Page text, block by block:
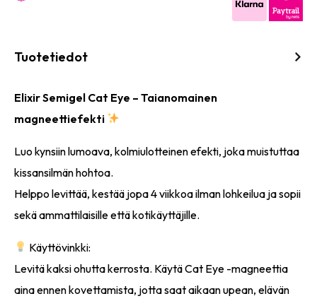
Tuotetiedot
Elixir Semigel Cat Eye – Taianomainen
magneettiefekti
Luo kynsiin lumoava, kolmiulotteinen efekti, joka muistuttaa
kissansilmän hohtoa.
Helppo levittää, kestää jopa 4 viikkoa ilman lohkeilua ja sopii
sekä ammattilaisille että kotikäyttäjille.
Käyttövinkki:
Levitä kaksi ohutta kerrosta. Käytä Cat Eye -magneettia
aina ennen kovettamista, jotta saat aikaan upean, elävän